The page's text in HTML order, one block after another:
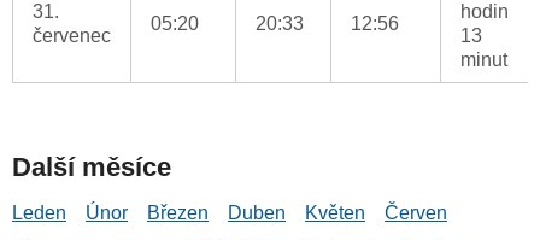
31.
červenec
05:20 20:33 12:56
hodin
13
minut
Další měsíce
Leden Únor Březen Duben Květen
Červen